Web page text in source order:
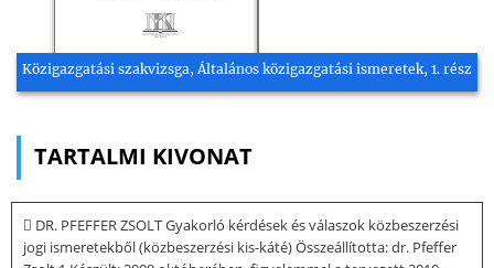
Közigazgatási szakvizsga, Általános közigazgatási ismeretek, 1. rész
TARTALMI KIVONAT
 DR. PFEFFER ZSOLT Gyakorló kérdések és válaszok közbeszerzési
jogi ismeretekből (közbeszerzési kis-káté) Összeállította: dr. Pfeffer